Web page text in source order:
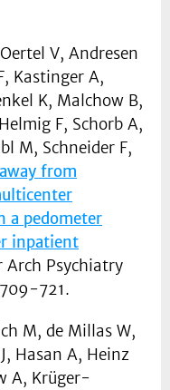
V, Andresen
Kastinger A,
K, Malchow B,
F, Schorb A,
M, Schneider F,
from
a pedometer
inpatient
Arch Psychiatry
721.
M, de Millas W,
Hasan A, Heinz
A, Krüger-